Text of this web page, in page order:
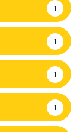
1
1
1
1